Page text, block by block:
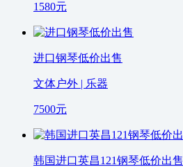
1580元
进口钢琴低价出售
文体户外 | 乐器
7500元
韩国进口英昌121钢琴低价出售